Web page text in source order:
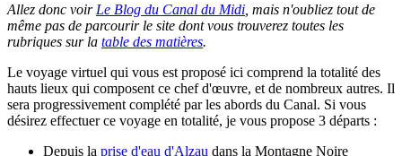
Allez donc voir Le Blog du Canal du Midi , mais n'oubliez tout de
même pas de parcourir le site dont vous trouverez toutes les
rubriques sur la table des matières.
Le voyage virtuel qui vous est proposé ici comprend la totalité des
hauts lieux qui composent ce chef d'œuvre, et de nombreux autres. Il
sera progressivement complété par les abords du Canal. Si vous
désirez effectuer ce voyage en totalité, je vous propose 3 départs :
Depuis la prise d'eau d'Alzau dans la Montagne Noire